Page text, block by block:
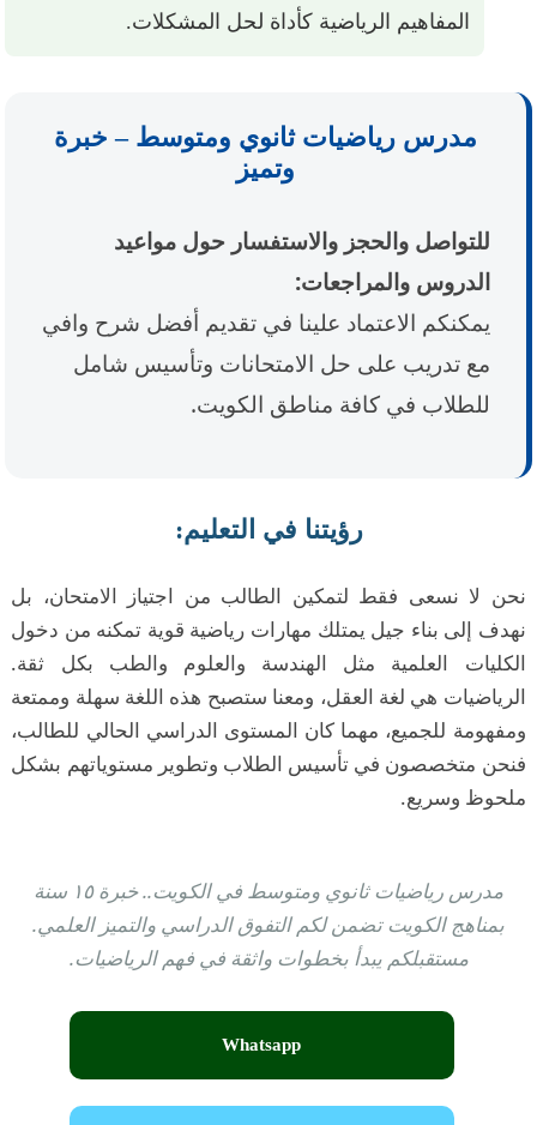
المفاهيم الرياضية كأداة لحل المشكلات.
مدرس رياضيات ثانوي ومتوسط – خبرة
وتميز
للتواصل والحجز والاستفسار حول مواعيد
الدروس والمراجعات:
يمكنكم الاعتماد علينا في تقديم أفضل شرح وافي
مع تدريب على حل الامتحانات وتأسيس شامل
للطلاب في كافة مناطق الكويت.
رؤيتنا في التعليم:
نحن لا نسعى فقط لتمكين الطالب من اجتياز الامتحان، بل
نهدف إلى بناء جيل يمتلك مهارات رياضية قوية تمكنه من دخول
الكليات العلمية مثل الهندسة والعلوم والطب بكل ثقة.
الرياضيات هي لغة العقل، ومعنا ستصبح هذه اللغة سهلة وممتعة
ومفهومة للجميع، مهما كان المستوى الدراسي الحالي للطالب،
فنحن متخصصون في تأسيس الطلاب وتطوير مستوياتهم بشكل
ملحوظ وسريع.
مدرس رياضيات ثانوي ومتوسط في الكويت.. خبرة ١٥ سنة
بمناهج الكويت تضمن لكم التفوق الدراسي والتميز العلمي.
مستقبلكم يبدأ بخطوات واثقة في فهم الرياضيات.
Whatsapp